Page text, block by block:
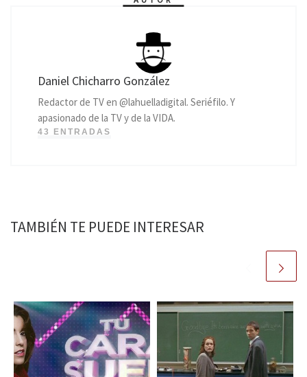
Daniel Chicharro González
Redactor de TV en @lahuelladigital. Seriéfilo. Y
apasionado de la TV y de la VIDA.
43 ENTRADAS
TAMBIÉN TE PUEDE INTERESAR